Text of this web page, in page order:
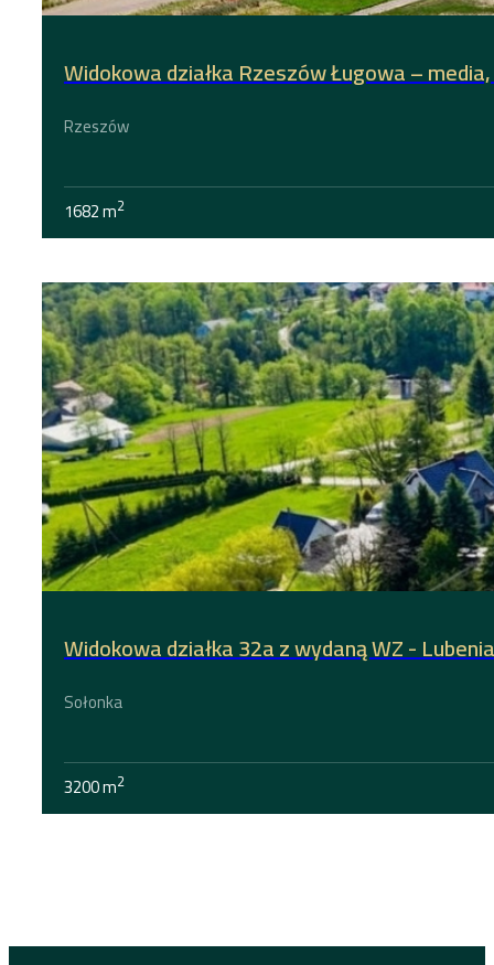
Widokowa działka Rzeszów Ługowa –
Rzeszów
1682 m2
Widokowa działka 32a z wydaną WZ - Lubenia
Sołonka
3200 m2